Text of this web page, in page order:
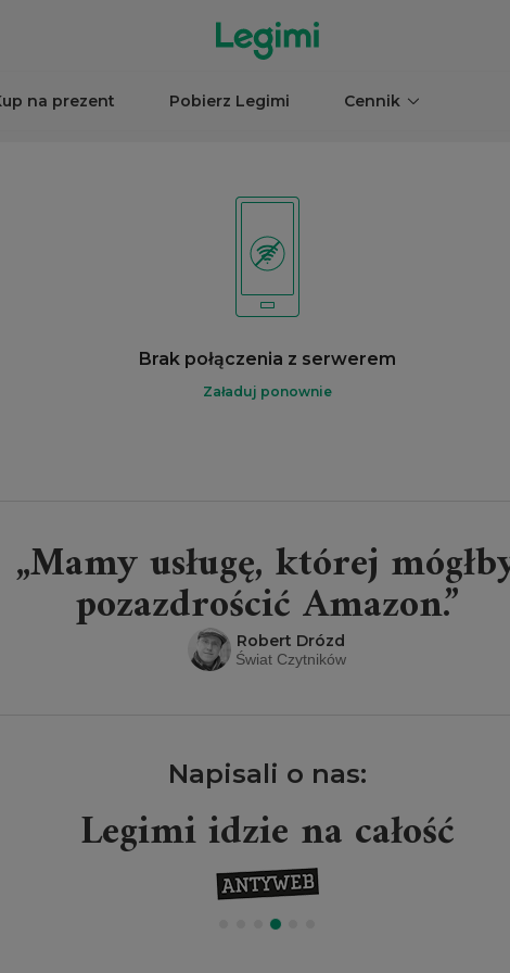
na prezent Pobierz Legimi Cennik
Brak połączenia z serwerem
Załaduj ponownie
„Mamy usługę, której
pozazdrościć Amazon.”
Robert Drózd
Świat Czytników
Napisali o nas:
Legimi idzie na całość